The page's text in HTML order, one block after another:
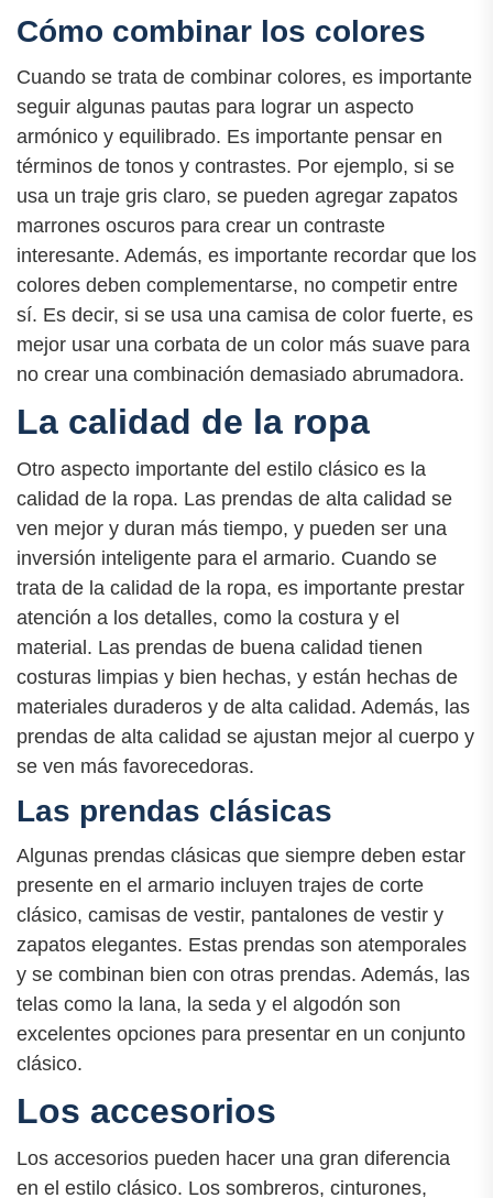
Cómo combinar los colores
Cuando se trata de combinar colores, es importante
seguir algunas pautas para lograr un aspecto
armónico y equilibrado. Es importante pensar en
términos de tonos y contrastes. Por ejemplo, si se
usa un traje gris claro, se pueden agregar zapatos
marrones oscuros para crear un contraste
interesante. Además, es importante recordar que los
colores deben complementarse, no competir entre
sí. Es decir, si se usa una camisa de color fuerte, es
mejor usar una corbata de un color más suave para
no crear una combinación demasiado abrumadora.
La calidad de la ropa
Otro aspecto importante del estilo clásico es la
calidad de la ropa. Las prendas de alta calidad se
ven mejor y duran más tiempo, y pueden ser una
inversión inteligente para el armario. Cuando se
trata de la calidad de la ropa, es importante prestar
atención a los detalles, como la costura y el
material. Las prendas de buena calidad tienen
costuras limpias y bien hechas, y están hechas de
materiales duraderos y de alta calidad. Además, las
prendas de alta calidad se ajustan mejor al cuerpo y
se ven más favorecedoras.
Las prendas clásicas
Algunas prendas clásicas que siempre deben estar
presente en el armario incluyen trajes de corte
clásico, camisas de vestir, pantalones de vestir y
zapatos elegantes. Estas prendas son atemporales
y se combinan bien con otras prendas. Además, las
telas como la lana, la seda y el algodón son
excelentes opciones para presentar en un conjunto
clásico.
Los accesorios
Los accesorios pueden hacer una gran diferencia
en el estilo clásico. Los sombreros, cinturones,